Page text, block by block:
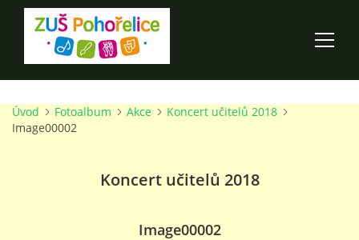
ÚVOD
Úvod Fotoalbum Akce
Koncert učitelů 2018
Image00002
Koncert učitelů 2018
Image00002